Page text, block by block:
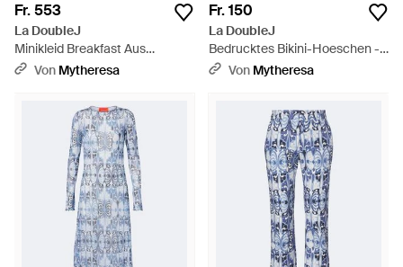
Fr. 553
La DoubleJ
Minikleid Breakfast Aus
Baumwollpopeline - Blau
Von Mytheresa
Fr. 150
La DoubleJ
Bedrucktes Bikini-Hoeschen -
BlauVon Mytheresa